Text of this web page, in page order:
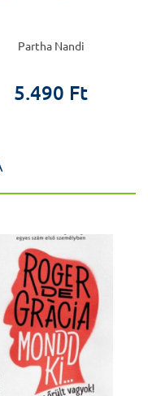
Partha Nandi
5.490 Ft